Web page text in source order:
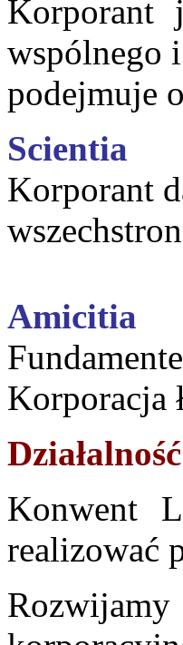
Korporant
wspólnego i
podejmuje
Scientia
Korporant
Amicitia
Korporacja
Konwent
realizować